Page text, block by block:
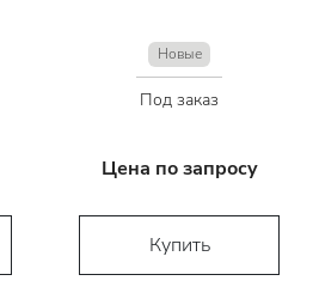
Новые
Под заказ
Цена по запросу
Купить